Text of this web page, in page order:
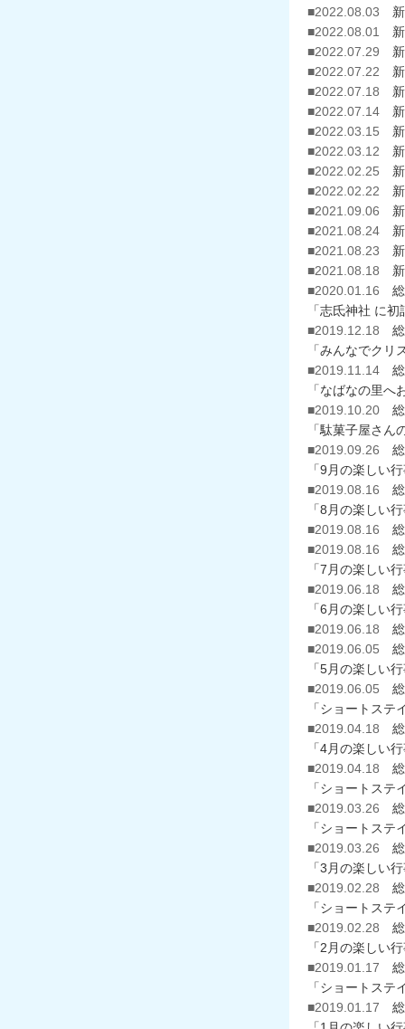
■2022.08.03
■2022.08.01
■2022.07.29
■2022.07.22
■2022.07.18
■2022.07.14
■2022.03.15
■2022.03.12
■2022.02.25
■2022.02.22
■2021.09.06
■2021.08.24
■2021.08.23
■2021.08.18
■2020.01.16
「志氐神社 に
■2019.12.18
「みんなでク
■2019.11.14
「なばなの里
■2019.10.20
「駄菓子屋さ
■2019.09.26
「9月の楽しい
■2019.08.16
「8月の楽しい
■2019.08.16
■2019.08.16
「7月の楽しい
■2019.06.18
「6月の楽しい
■2019.06.18
■2019.06.05
「5月の楽しい
■2019.06.05
「ショートス
■2019.04.18
「4月の楽しい
■2019.04.18
「ショートス
■2019.03.26
「ショートス
■2019.03.26
「3月の楽しい
■2019.02.28
「ショートス
■2019.02.28
「2月の楽しい
■2019.01.17
「ショートス
■2019.01.17